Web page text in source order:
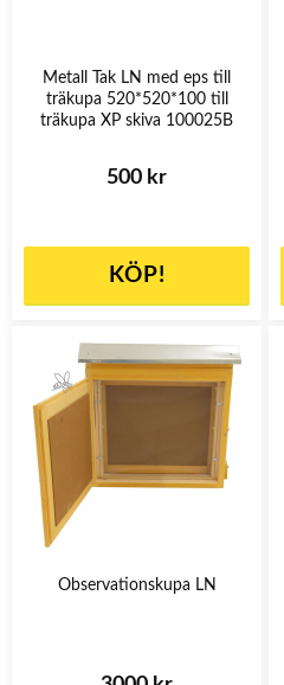
Metall Tak LN med eps till
träkupa 520*520*100 till
träkupa XP skiva 100025B
500 kr
KÖP!
Observationskupa LN